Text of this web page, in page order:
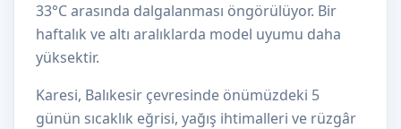
33°C arasında dalgalanması öngörülüyor. Bir
haftalık ve altı aralıklarda model uyumu daha
yüksektir.
Karesi, Balıkesir çevresinde önümüzdeki 5
günün sıcaklık eğrisi, yağış ihtimalleri ve rüzgâr